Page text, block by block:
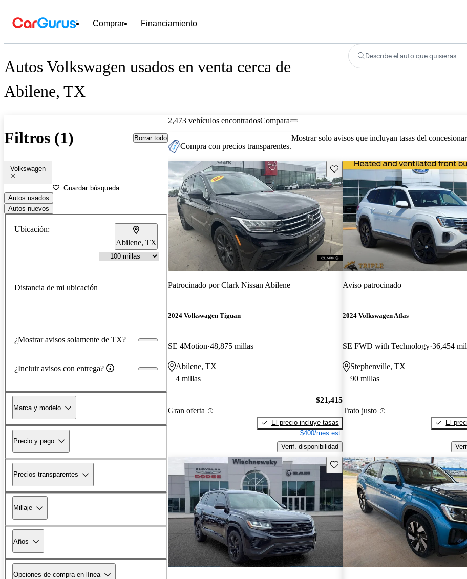
Comprar Financiamiento
Autos Volkswagen usados en venta cerca de
Abilene, TX
Describe el auto que quisieras
Filtros (1) Borrar todo
Volkswagen
Guardar búsqueda
Autos usados
Autos nuevos
Ubicación:
Abilene, TX
Distancia de mi ubicación
¿Mostrar avisos solamente de TX?
¿Incluir avisos con entrega?
Marca y modelo
Precio y pago
Precios transparentes
Millaje
Años
Opciones de compra en línea
2,473 vehículos encontradosCompara
Compra con precios transparentes.
Mostrar solo avisos que incluyan tasas del
Guarda este Aviso
Patrocinado porClark Nissan Abilene
2024 Volkswagen Tiguan
SE 4Motion 48,875 millas
Abilene, TX
4 millas
Gran oferta
$21,415
El precio incluye tasas
$400/mes est.
Verif. disponibilidad
Aviso patrocinado
2024 Volkswagen Atlas
SE FWD with Technology 36,454
Stephenville, TX
90 millas
Trato justo
El
Guarda este Aviso